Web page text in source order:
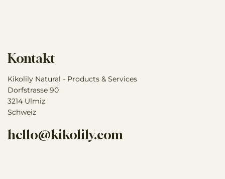
Kontakt
Kikolily Natural - Products & Services
Dorfstrasse 90
3214 Ulmiz
Schweiz
hello@kikolily.com